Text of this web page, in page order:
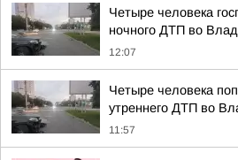
Четыре человека
ночного ДТП во
12:07
Четыре человека
утреннего ДТП во
11:57